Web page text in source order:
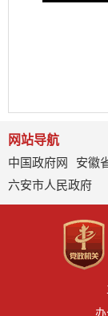
网站导航
中国政府网
安徽
六安市人民政府